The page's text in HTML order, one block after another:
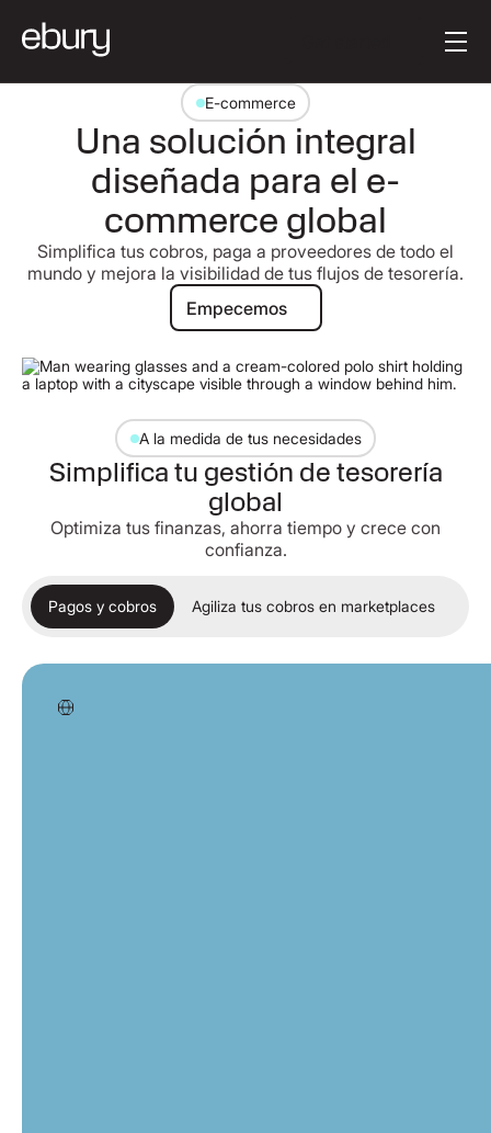
E-commerce
Una solución integral
diseñada para el e-
commerce global
Simplifica tus cobros, paga a proveedores de todo el
mundo y mejora la visibilidad de tus flujos de tesorería.
Empecemos
Empecemos
A la medida de tus necesidades
Simplifica tu gestión de tesorería
global
Optimiza tus finanzas, ahorra tiempo y crece con
confianza.
Pagos y cobros Agiliza tus cobros en marketplaces